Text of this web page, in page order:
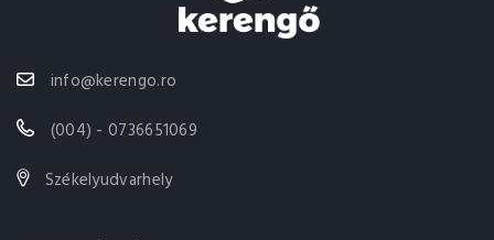
info@kerengo.ro
(004) - 0736651069
Székelyudvarhely